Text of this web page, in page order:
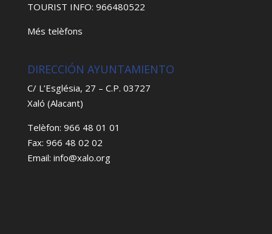
TOURIST INFO: 966480522
Més telèfons
DIRECCIÓN AYUNTAMIENTO
C/ L’Església, 27 – C.P. 03727
Xaló (Alacant)
Telèfon: 966 48 01 01
Fax: 966 48 02 02
Email: info@xalo.org